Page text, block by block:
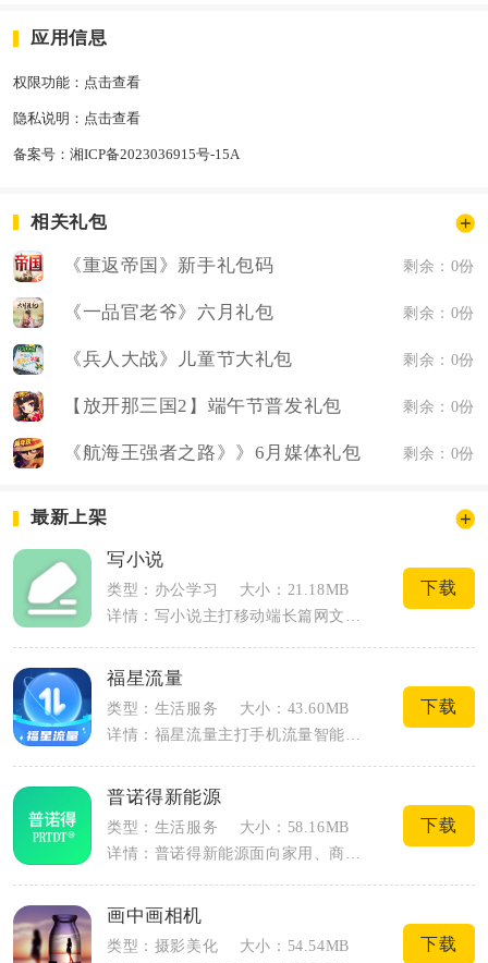
应用信息
权限功能： 点击查看
隐私说明： 点击查看
备案号： 湘ICP备2023036915号-15A
相关礼包
《重返帝国》新手礼包码 剩余：0份
《一品官老爷》六月礼包 剩余：0份
《兵人大战》儿童节大礼包 剩余：0份
【放开那三国2】端午节普发礼包 剩余：0份
《航海王强者之路》》6月媒体礼包 剩余：0份
最新上架
写小说
类型：办公学习
大小：21.18MB
详情：写小说主打移动端长篇网文创作，覆盖新手业余写手与全职连载作者，适配手机碎片化...
下载
福星流量
类型：生活服务
大小：43.60MB
详情：福星流量主打手机流量智能管控与日常福利领取，整合流量监测、上网习惯管理、实用...
下载
普诺得新能源
类型：生活服务
大小：58.16MB
详情：普诺得新能源面向家用、商用新能源车主打造一体化充电桩管控工具，覆盖7kW、2...
下载
画中画相机
类型：摄影美化
大小：54.54MB
下载